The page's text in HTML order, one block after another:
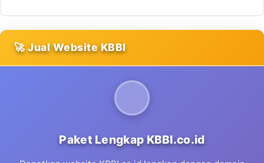
🚀 Jual Website KBBI
Paket Lengkap KBBI.co.id